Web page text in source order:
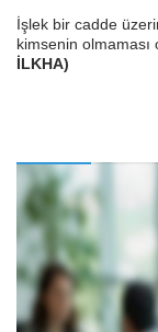
İşlek bir cadde
kimsenin olmaması
İLKHA)